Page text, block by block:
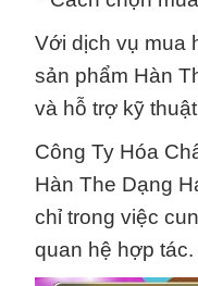
Với dịch vụ mua
sản phẩm Hàn
và hỗ trợ kỹ
Công Ty Hóa
Hàn The Dạng
chỉ trong việc
quan hệ hợp tác.